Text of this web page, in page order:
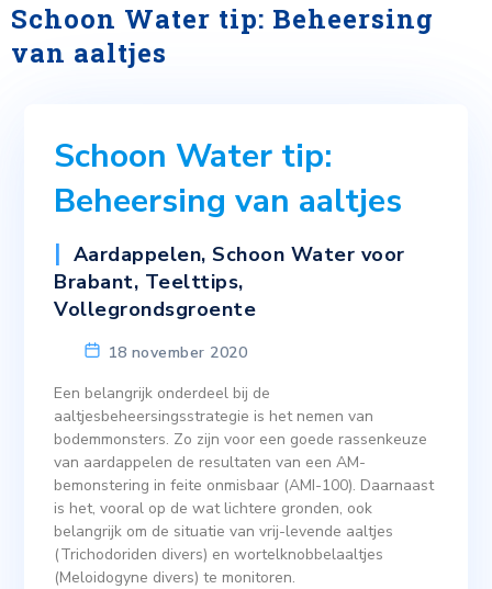
Schoon Water tip: Beheersing
van aaltjes
Schoon Water tip:
Beheersing van aaltjes
Aardappelen,Schoon Water voor
Brabant, Teelttips,
Vollegrondsgroente
18 november 2020
Een belangrijk onderdeel bij de
aaltjesbeheersingsstrategie is het nemen van
bodemmonsters. Zo zijn voor een goede rassenkeuze
van aardappelen de resultaten van een AM-
bemonstering in feite onmisbaar (AMI-100). Daarnaast
is het, vooral op de wat lichtere gronden, ook
belangrijk om de situatie van vrij-levende aaltjes
(Trichodoriden divers) en wortelknobbelaaltjes
(Meloidogyne divers) te monitoren.